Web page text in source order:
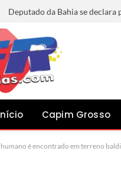
Capim Grosso
é encontrado em terreno